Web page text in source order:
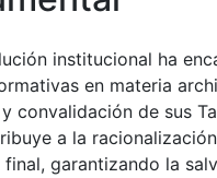
institucional ha
en materia
convalidación de sus
a la
garantizando la